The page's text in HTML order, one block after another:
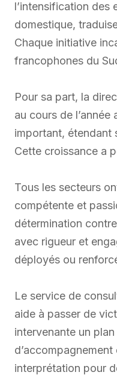
l’intensification des
domestique,
Chaque initiative
francophones du
Pour sa part, la
au cours de
important, étendant
Cette croissance a
Tous les secteurs
compétente et
détermination
avec rigueur et
déployés ou
Le service de
aide à passer de
intervenante un
interprétation pour